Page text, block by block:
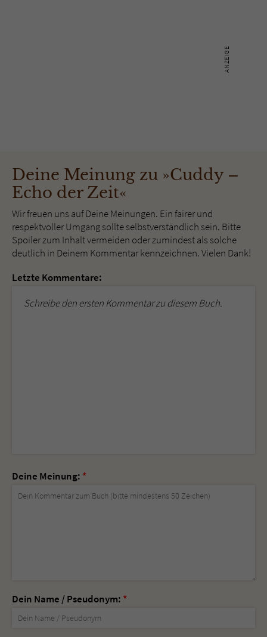
Deine Meinung zu »Cuddy –
Echo der Zeit«
Wir freuen uns auf Deine Meinungen. Ein fairer und
respektvoller Umgang sollte selbstverständlich sein. Bitte
Spoiler zum Inhalt vermeiden oder zumindest als solche
deutlich in Deinem Kommentar kennzeichnen. Vielen Dank!
Letzte Kommentare:
Schreibe den ersten Kommentar zu diesem Buch.
Deine Meinung: *
Dein Name / Pseudonym: *